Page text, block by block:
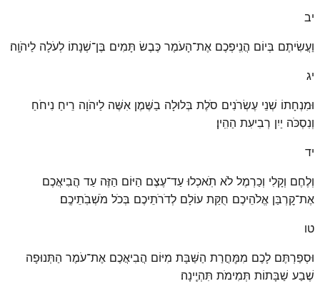
יב
וַעֲשִׂיתֶם בְּיוֹם הֲנִֽיפְכֶם אֶת־הָעֹמֶר כֶּבֶשׂ תָּמִים בֶּן־שְׁנָתוֹ לְעֹלָה לַיהֹוָֽה׃
יג
וּמִנְחָתוֹ שְׁנֵי עֶשְׂרֹנִים סֹלֶת בְּלוּלָה בַשֶּׁמֶן אִשֶּׁה לַיהֹוָה רֵיחַ נִיחֹחַ
וְנִסְכֹּה יַיִן רְבִיעִת הַהִֽין׃
יד
וְלֶחֶם וְקָלִי וְכַרְמֶל לֹא תֹֽאכְלוּ עַד־עֶצֶם הַיּוֹם הַזֶּה עַד הֲבִיאֲכֶם
אֶת־קׇרְבַּן אֱלֹהֵיכֶם חֻקַּת עוֹלָם לְדֹרֹתֵיכֶם בְּכֹל מֹשְׁבֹֽתֵיכֶֽם׃
טו
וּסְפַרְתֶּם לָכֶם מִמׇּחֳרַת הַשַּׁבָּת מִיּוֹם הֲבִיאֲכֶם אֶת־עֹמֶר הַתְּנוּפָה
שֶׁבַע שַׁבָּתוֹת תְּמִימֹת תִּהְיֶֽינָה׃